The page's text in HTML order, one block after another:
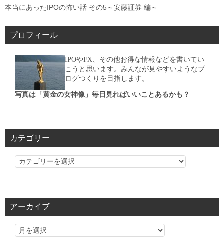
本当にあったIPOの怖い話 その5～安藤証券 編～
プロフィール
IPOやFX、その他お得な情報などを書いてい
こうと思います。みんなが見やすいようなブ
ログつくりを目指します。
写真は「黄金の女神像」毎日見ればいいことあるかも？
カテゴリー
カ
リ
アーカイブ